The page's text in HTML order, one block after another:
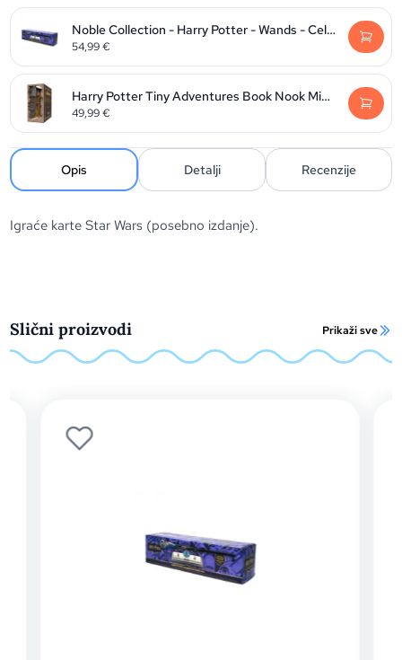
Noble Collection - Harry Potter - Wands - Celebration Wand
54,99€
Harry Potter Tiny Adventures Book Nook Mini Diorama Diagon Alley 23 cm
49,99€
Opis Detalji Recenzije
Igraće karte Star Wars (posebno izdanje).
Slični proizvodi Prikaži sve